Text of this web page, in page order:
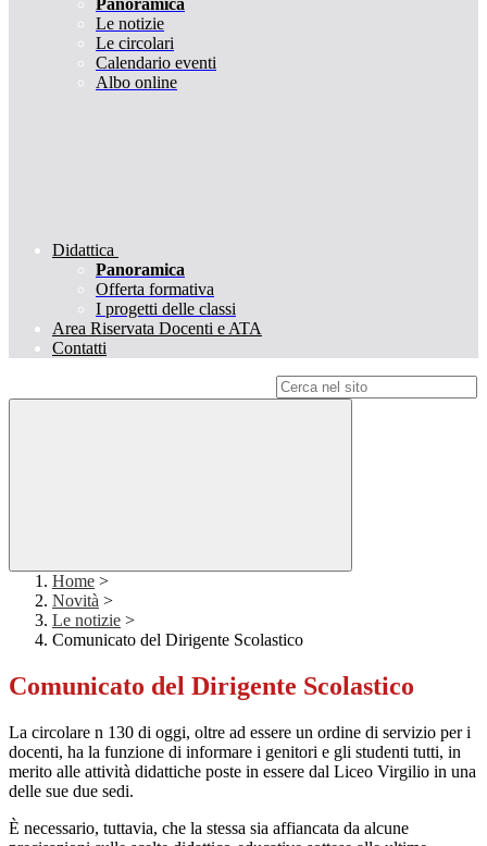
Panoramica
Le notizie
Le circolari
Calendario eventi
Albo online
Didattica
Panoramica
Offerta formativa
I progetti delle classi
Area Riservata Docenti e ATA
Contatti
Home >
Novità >
Le notizie >
Comunicato del Dirigente Scolastico
Comunicato del Dirigente Scolastico
La circolare n 130 di oggi, oltre ad essere un ordine di servizio per i
docenti, ha la funzione di informare i genitori e gli studenti tutti, in
merito alle attività didattiche poste in essere dal Liceo Virgilio in una
delle sue due sedi.
È necessario, tuttavia, che la stessa sia affiancata da alcune